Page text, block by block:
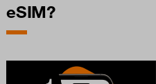
eSIM?